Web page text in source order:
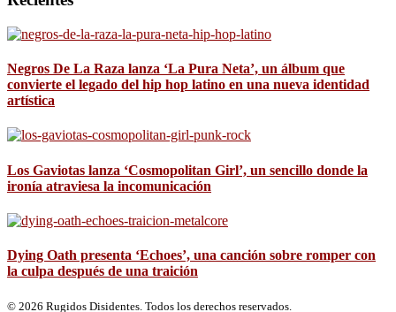
Negros De La Raza lanza ‘La Pura Neta’, un álbum que
convierte el legado del hip hop latino en una nueva identidad
artística
Los Gaviotas lanza ‘Cosmopolitan Girl’, un sencillo donde la
ironía atraviesa la incomunicación
Dying Oath presenta ‘Echoes’, una canción sobre romper con
la culpa después de una traición
© 2026 Rugidos Disidentes. Todos los derechos reservados.